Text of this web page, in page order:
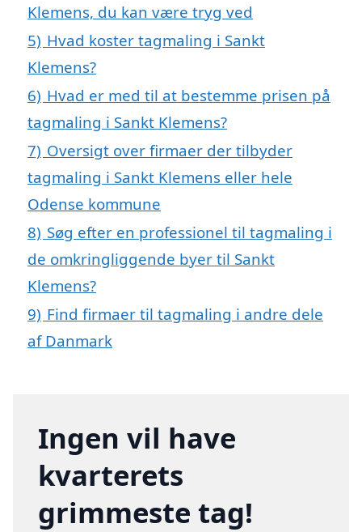
Klemens, du kan være tryg ved
5) Hvad koster tagmaling i Sankt
Klemens?
6) Hvad er med til at bestemme prisen på
tagmaling i Sankt Klemens?
7) Oversigt over firmaer der tilbyder
tagmaling i Sankt Klemens eller hele
Odense kommune
8) Søg efter en professionel til tagmaling i
de omkringliggende byer til Sankt
Klemens?
9) Find firmaer til tagmaling i andre dele
af Danmark
Ingen vil have
kvarterets
grimmeste tag!